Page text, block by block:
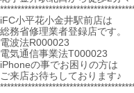
iFC小平花小金井駅前店は
総務省修理業者登録店です。
電波法R000023
電気通信事業法T000023
iPhoneの事でお困りの方は
ご来店お待ちしております♪